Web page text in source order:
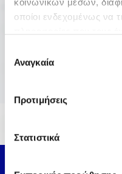
κοινωνικών μέσων,
οποίοι ενδεχομένως να
των υπηρεσιών τους.
συγκατάθεσης
Αναγκαία
Προτιμήσεις
Στατιστικά